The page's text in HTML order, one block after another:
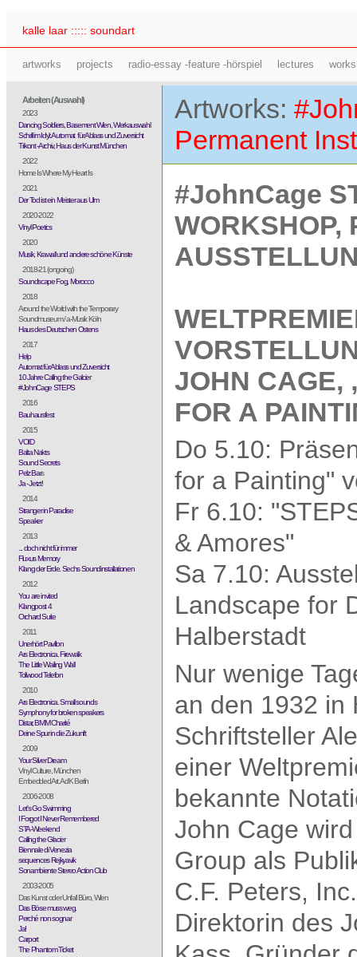
kalle laar ::::: soundart
artworks projects radio-essay -feature -hörspiel lectures
Arbeiten (Auswahl)
2023
Dancing Soldiers, Basement Wien, Werkauswahl
Schrill im Idyl: Automat für Ablass und Zuversicht
Trikont -Archiv, Haus der Kunst München
2022
Home Is Where My Heart Is
2021
Der Tod ist ein Meister aus Ulm
2020-2022
Vinyl Poetics
2020
Musik, Krawall und andere schöne Künste
2018-21 (ongoing)
Soundscape Fog, Morocco
2018
Around the World with the Temporary
Soundmuseum / a-Musik Köln
Haus des Deutschen Ostens
2017
Help
Automat für Ablass und Zuversicht
10 Jahre Calling the Galcier
#JohnCage STEPS
2016
Bauhausfest
2015
VOID
Balta Nakts
Sound Secrets
Pelz Bars
Ja - Jetzt!
2014
Stranger in Paradise
Speaker
2013
... doch nicht für immer
Fluxus Memory
Klang der Erde. Sechs Soundinstallationen
2012
You are invited
Klangpost 4
Orchard Suite
2011
Unerhört Pavillon
Ars Electronica. Firewalk
The Little Wailing Wall
Tollwood Telefon
2010
Ars Electronica. Small sounds
Symphony for broken speakers
Distar, BMM Charité
Deine Spur in die Zukunft
2009
Your Silver Dream
Vinyl Culture, München
Embedded Art. AdK Berlin
2006-2008
Let's Go Swimming
I Forgot I Never Remembered
STA-Weekend
Calling the Glacier
Biennale di Venezia
sequences Rejkyavik
Sonambiente Stereo Action Club
2003-2005
Das Kunst oder Unfall Büro, Wien
Das Böse muss weg.
Perché non sognar
Ja!
Carport
The Phantom Ticket
Artworks:
Permanent
#JohnCage
WORKSHOP,
JOHN CAGE,
FOR A
Do 5.10:
for a Painting"
Fr 6.10:
& Amores"
Sa 7.10:
Landscape for
Halberstadt
Nur wenige
an den 1932 in
Schriftsteller
einer
bekannte
John Cage
Group als
C.F. Peters,
Direktorin des